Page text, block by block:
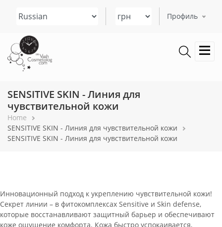
содержанию
Профиль
SENSITIVE SKIN - Линия для
чувствительной кожи
Строка
навигации
Home
SENSITIVE SKIN - Линия для чувствительной кожи
SENSITIVE SKIN - Линия для чувствительной кожи
Инновационный подход к укреплению чувствительной кожи!
Секрет линии – в фитокомплексах Sensitive и Skin defense,
которые восстанавливают защитный барьер и обеспечивают
коже ощущение комфорта. Кожа быстро успокаивается,